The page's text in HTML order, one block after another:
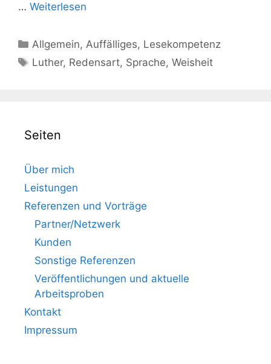
… Weiterlesen
Kategorien
Allgemein, Auffälliges, Lesekompetenz
Schlagwörter
Luther, Redensart, Sprache,Weisheit
Seiten
Über mich
Leistungen
Referenzen und Vorträge
Partner/Netzwerk
Kunden
Sonstige Referenzen
Veröffentlichungen und aktuelle
Arbeitsproben
Kontakt
Impressum